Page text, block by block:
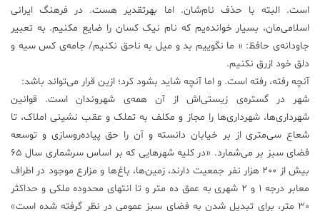
است. البته با حذف نام‌شان. اما بهرتقدیر هست. در فرهنگ ایرانی
اسلامی‌مان، بسیار خوانده‌یم که نام نیک کسان را ضایع مکنیم. به تعبیر
جاودانه‌ی حافظ: « ما نگوییم بد و میل به ناحق نکنیم/ جامه‌ی کس سیه و
دلق خود ازرق نکنیم.
آنچه رفته، رفته است. و اما آنچه شاید بشود کرد؛ ازین قرار می‌تواند باشد:
شهر در گستره‌ی زیستی‌اش از آن همه‌ی شهروندان است. قوانین
شهرداری‌ها، شهرداری‌ها را مجاز و مکلف به تملک و عقب نشینی املاک، تا
شعاع سی‌متری از بر خیابان دانسته و آن را حق پیاده‌روسازی و توسعه
فضای سبز بر می‌شمارد. «در کلیه شهرهایی که بر اساس سرشماری سال 65
بیش از 200 هزار نفر جمعیت دارند، زمین‌ها، باغ‌ها و مزارع موجود در اطراف
معابر درجه 1 و 2 شهری به عمق ده‌ متر و تا انتهای محدوده ملکی و حداکثر
30 متر، برای تبدیل شدن به فضای سبز عمومی در نظر گرفته شده است»